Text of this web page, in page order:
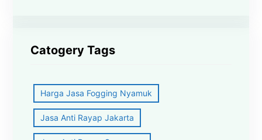
Catogery Tags
Harga Jasa Fogging Nyamuk
Jasa Anti Rayap Jakarta